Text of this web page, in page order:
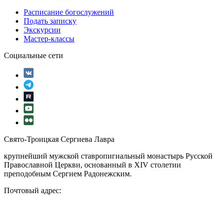
Расписание богослужений
Подать записку
Экскурсии
Мастер-классы
Социальные сети
Свято-Троицкая Сергиева Лавра
крупнейший мужской ставропигиальный монастырь Русской
Православной Церкви, основанный в XIV столетии
преподобным Сергием Радонежским.
Почтовый адрес: